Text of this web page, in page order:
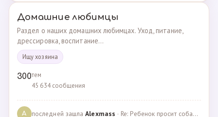
Домашние любимцы
Раздел о наших домашних любимцах. Уход, питание,
дрессировка, воспитание...
Ищу хозяина
300тем
45 634 сообщения
A последней зашлаAlexmass · Re: Ребенок просит собаку, посоветуйте какую породу… · 30.03.2025